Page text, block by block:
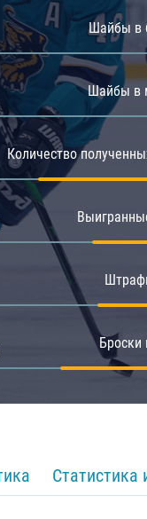
Амур
Барыс
Салават Юлаев
Шайбы в
Шайбы в
Количество
Броски
Статистика